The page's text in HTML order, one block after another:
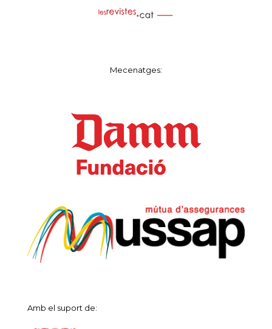
Mecenatges:
Amb el suport de: